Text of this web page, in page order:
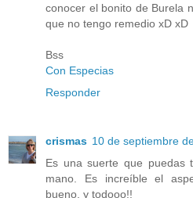
conocer el bonito de Burela
que no tengo remedio xD xD
Bss
Con Especias
Responder
crismas 10 de septiembre
Es una suerte que puedas
mano. Es increíble el
bueno, y todooo!!